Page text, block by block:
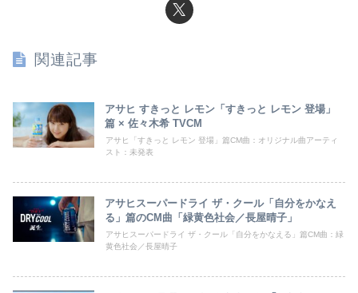
関連記事
アサヒ すきっと レモン「すきっと レモン 登場」
篇 × 佐々木希 TVCM
アサヒ「すきっと レモン 登場」篇CM曲：オリジナル曲アーティ
スト：未発表
アサヒスーパードライ ザ・クール「自分をかなえ
る」篇のCM曲「緑黄色社会／長屋晴子」
アサヒスーパードライ ザ・クール「自分をかなえる」篇CM曲：緑
黄色社会／長屋晴子